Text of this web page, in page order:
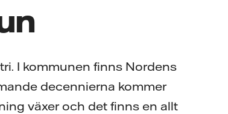
I kommunen finns Nordens
decennierna kommer
växer och det finns en allt